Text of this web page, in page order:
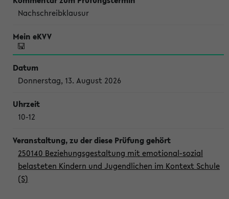
Nachschreibklausur
Donnerstag, 13. August 2026
10-12
250140 Beziehungsgestaltung mit emotional-sozial
belasteten Kindern und Jugendlichen im Kontext Schule
(S)